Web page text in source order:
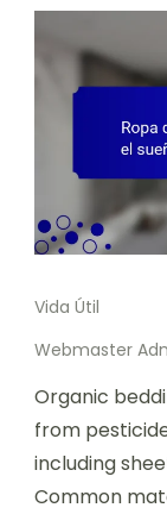
Vida Útil
Webmaster
Organic
from
including
Common